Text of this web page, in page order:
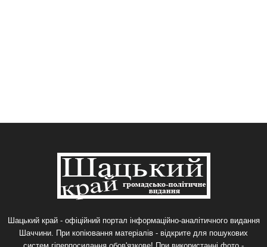
Шацький край - офіційний портал інформаційно-аналітичного видання
Шаччини. При копіювання матеріалів - відкрите для пошукових